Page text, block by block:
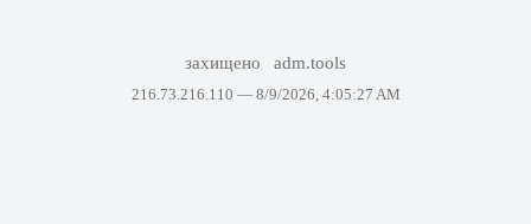
захищено adm.tools
216.73.216.110 — 8/9/2026, 4:05:27 AM